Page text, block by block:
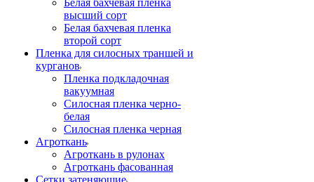
Белая бахчевая пленка
высший сорт
Белая бахчевая пленка
второй сорт
Пленка для силосных траншей и
курганов
Пленка подкладочная
вакуумная
Силосная пленка черно-
белая
Силосная пленка черная
Агроткань
Агроткань в рулонах
Агроткань фасованная
Сетки затеняющие